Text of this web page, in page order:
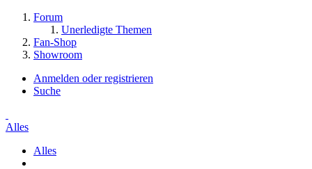
Forum
Unerledigte Themen
Fan-Shop
Showroom
Anmelden oder registrieren
Suche
Alles
Alles